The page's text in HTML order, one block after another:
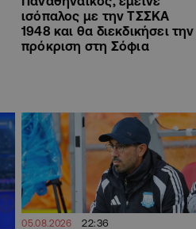
ισόπαλος με την ΤΣΣΚΑ
1948 και θα διεκδικήσει την
πρόκριση στη Σόφια
05.08.2026 22:36